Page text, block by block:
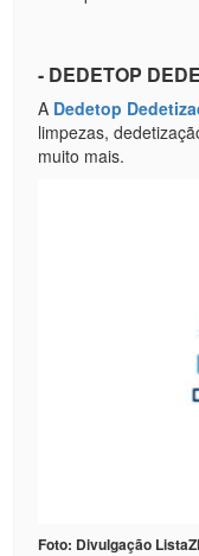
- DEDETOP
A Dedetop
limpezas,
muito mais.
Foto: Divulgação